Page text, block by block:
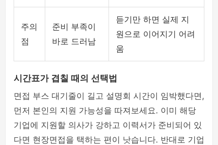
주의
점
준비 부족이
바로 드러남
듣기만 하면 실제 지
원으로 이어지기 어려
움
시간표가 겹칠 때의 선택법
면접 부스 대기줄이 길고 설명회 시간이 임박했다면,
먼저 본인의 지원 가능성을 따져보세요. 이미 해당
기업에 지원할 의사가 강하고 이력서가 준비되어 있
다면 현장면접을 택하는 편이 낫습니다. 반대로 기업